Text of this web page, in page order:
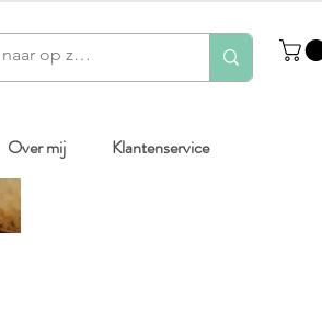
Over mij Klantenservice